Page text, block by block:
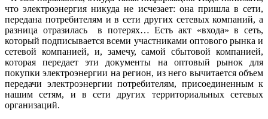
что электроэнергия никуда не исчезает: она пришла в сети,
передана потребителям и в сети других сетевых компаний, а
разница отразилась в потерях… Есть акт «входа» в сеть,
который подписывается всеми участниками оптового рынка и
сетевой компанией, и, замечу, самой сбытовой компанией,
которая передает эти документы на оптовый рынок для
покупки электроэнергии на регион, из него вычитается объем
передачи электроэнергии потребителям, присоединенным к
нашим сетям, и в сети других территориальных сетевых
организаций.